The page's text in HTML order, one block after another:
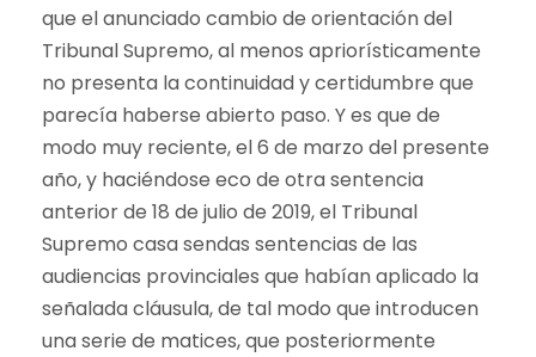
que el anunciado cambio de orientación del
Tribunal Supremo, al menos apriorísticamente
no presenta la continuidad y certidumbre que
parecía haberse abierto paso. Y es que de
modo muy reciente, el 6 de marzo del presente
año, y haciéndose eco de otra sentencia
anterior de 18 de julio de 2019, el Tribunal
Supremo casa sendas sentencias de las
audiencias provinciales que habían aplicado la
señalada cláusula, de tal modo que introducen
una serie de matices, que posteriormente